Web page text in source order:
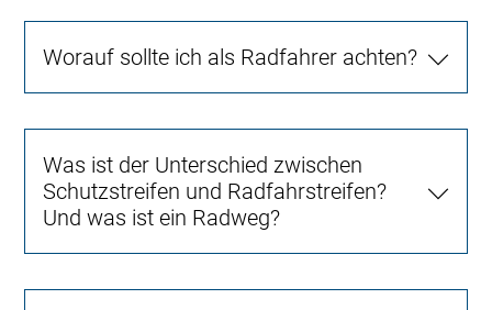
Worauf sollte ich als Radfahrer achten?
Was ist der Unterschied zwischen
Schutzstreifen und Radfahrstreifen?
Und was ist ein Radweg?